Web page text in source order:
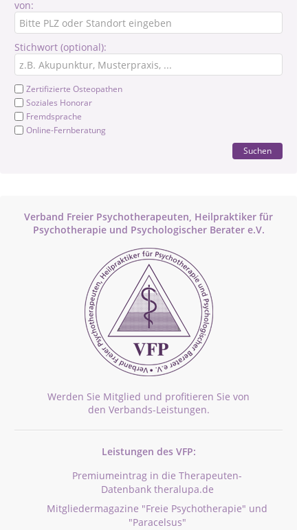
von:
Stichwort (optional):
Zertifizierte Osteopathen
Soziales Honorar
Fremdsprache
Online-Fernberatung
Suchen
Verband Freier Psychotherapeuten, Heilpraktiker für
Psychotherapie und Psychologischer Berater e.V.
Werden Sie Mitglied und profitieren Sie von
den Verbands-Leistungen.
Leistungen des VFP:
Premiumeintrag in die Therapeuten-
Datenbank theralupa.de
Mitgliedermagazine "Freie Psychotherapie" und
"Paracelsus"